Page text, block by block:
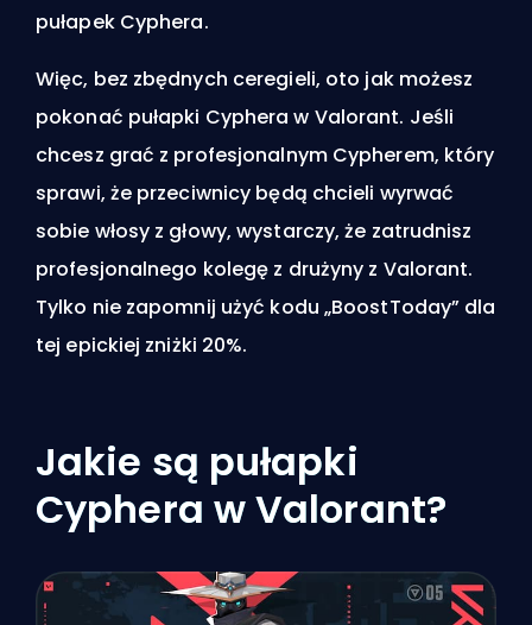
pułapek Cyphera.
Więc, bez zbędnych ceregieli, oto jak możesz
pokonać pułapki Cyphera w Valorant. Jeśli
chcesz grać z profesjonalnym Cypherem, który
sprawi, że przeciwnicy będą chcieli wyrwać
sobie włosy z głowy, wystarczy, że zatrudnisz
profesjonalnego kolegę z drużyny z Valorant.
Tylko nie zapomnij użyć kodu „BoostToday” dla
tej epickiej zniżki 20%.
Jakie są pułapki
Cyphera w Valorant?